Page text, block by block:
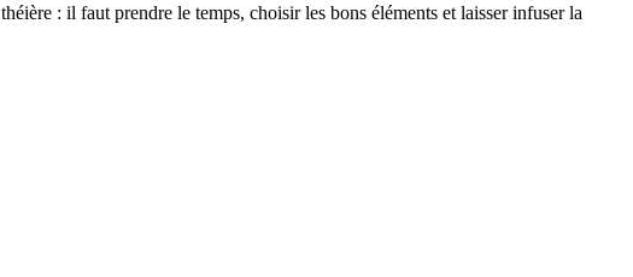
: il faut prendre le temps, choisir les bons éléments et laisser infuser la